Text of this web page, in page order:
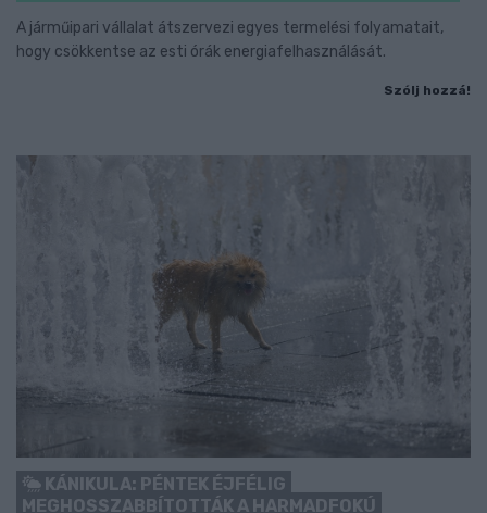
A járműipari vállalat átszervezi egyes termelési folyamatait,
hogy csökkentse az esti órák energiafelhasználását.
Szólj hozzá!
KÁNIKULA: PÉNTEK ÉJFÉLIG
MEGHOSSZABBÍTOTTÁK A HARMADFOKÚ